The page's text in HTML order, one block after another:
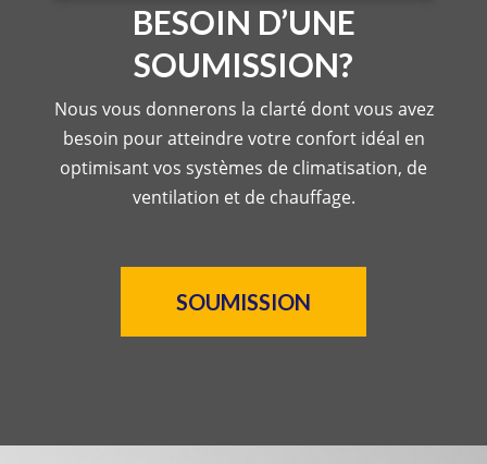
BESOIN D’UNE
SOUMISSION?
Nous vous donnerons la clarté dont vous avez
besoin pour atteindre votre confort idéal en
optimisant vos systèmes de climatisation, de
ventilation et de chauffage.
SOUMISSION